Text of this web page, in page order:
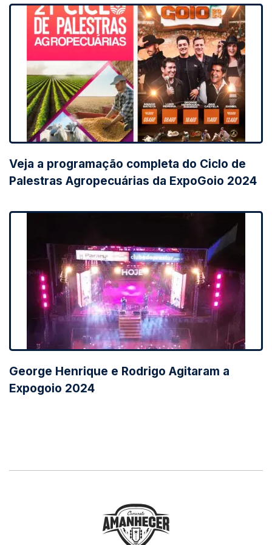
Veja a programação completa do Ciclo de
Palestras Agropecuárias da ExpoGoio 2024
George Henrique e Rodrigo Agitaram a
Expogoio 2024